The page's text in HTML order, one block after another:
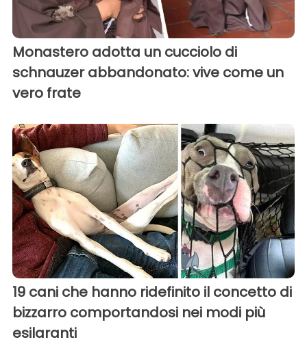
Monastero adotta un cucciolo di
schnauzer abbandonato: vive come un
vero frate
19 cani che hanno ridefinito il concetto di
bizzarro comportandosi nei modi più
esilaranti